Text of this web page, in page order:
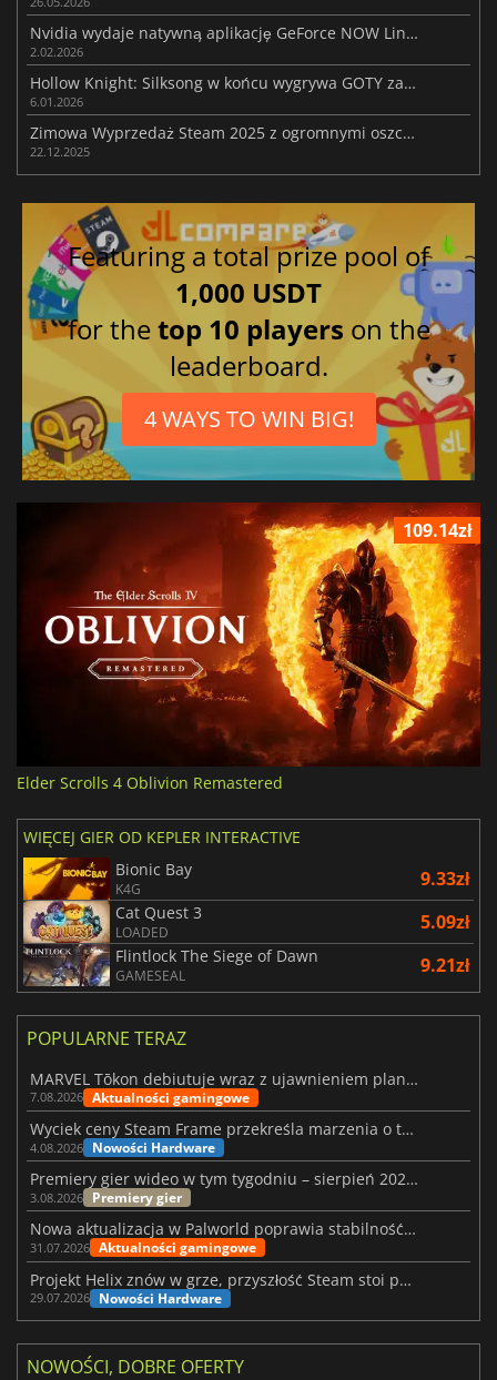
Nvidia wydaje natywną aplikację GeForce NOW Linux z DLSS i ray tracingiem
2.02.2026
Hollow Knight: Silksong w końcu wygrywa GOTY zamiast Expedition 33
6.01.2026
Zimowa Wyprzedaż Steam 2025 z ogromnymi oszczędnościami w całym sklepie
22.12.2025
Featuring a total prize pool of
1,000 USDT
for thetop 10 players on the
leaderboard.
4 WAYS TO WIN BIG!
109.14zł
Elder Scrolls 4 Oblivion Remastered
WIĘCEJ GIER OD KEPLER INTERACTIVE
Bionic Bay
K4G 9.33zł
Cat Quest 3
LOADED 5.09zł
Flintlock The Siege of Dawn
GAMESEAL 9.21zł
POPULARNE TERAZ
MARVEL Tōkon debiutuje wraz z ujawnieniem planu rozwoju na pierwszy rok
7.08.2026 Aktualności gamingowe
Wyciek ceny Steam Frame przekreśla marzenia o tanim zestawie VR
4.08.2026 Nowości Hardware
Premiery gier wideo w tym tygodniu – sierpień 2026 r. (32. tydzień)
3.08.2026 Premiery gier
Nowa aktualizacja w Palworld poprawia stabilność Sunreach i walk z bossami
31.07.2026 Aktualności gamingowe
Projekt Helix znów w grze, przyszłość Steam stoi pod znakiem zapytania
29.07.2026 Nowości Hardware
NOWOŚCI, DOBRE OFERTY